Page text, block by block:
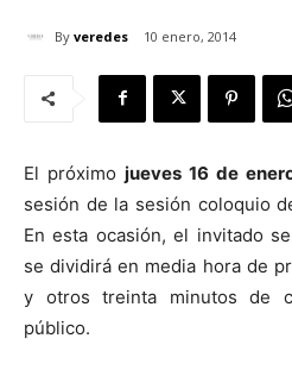
By veredes 10 enero, 2014
El próximo jueves 16 de
sesión de la sesión coloquio
En esta ocasión, el invitado
se dividirá en media hora de
y otros treinta minutos de
público.